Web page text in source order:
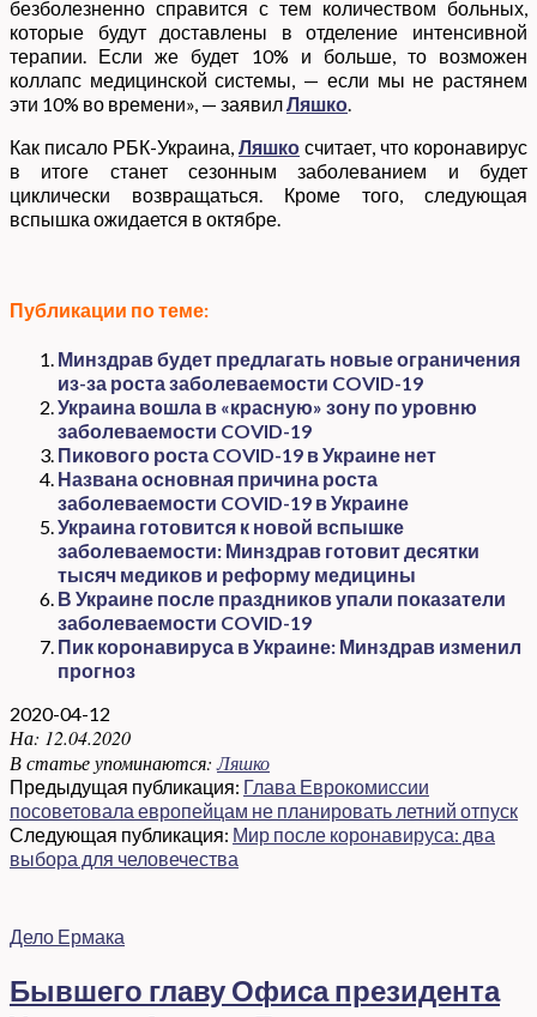
безболезненно справится с тем количеством больных,
которые будут доставлены в отделение интенсивной
терапии. Если же будет 10% и больше, то возможен
коллапс медицинской системы, — если мы не растянем
эти 10% во времени», — заявилЛяшко.
Как писало РБК-Украина, Ляшко считает, что коронавирус
в итоге станет сезонным заболеванием и будет
циклически возвращаться. Кроме того, следующая
вспышка ожидается в октябре.
Публикации по теме:
Минздрав будет предлагать новые ограничения
из-за роста заболеваемости COVID-19
Украина вошла в «красную» зону по уровню
заболеваемости COVID-19
Пикового роста COVID-19 в Украине нет
Названа основная причина роста
заболеваемости COVID-19 в Украине
Украина готовится к новой вспышке
заболеваемости: Минздрав готовит десятки
тысяч медиков и реформу медицины
В Украине после праздников упали показатели
заболеваемости COVID-19
Пик коронавируса в Украине: Минздрав изменил
прогноз
2020-04-12
На: 12.04.2020
В статье упоминаются: Ляшко
Предыдущая публикация: Глава Еврокомиссии
посоветовала европейцам не планировать летний отпуск
Следующая публикация: Мир после коронавируса: два
выбора для человечества
Дело Ермака
Бывшего главу Офиса президента